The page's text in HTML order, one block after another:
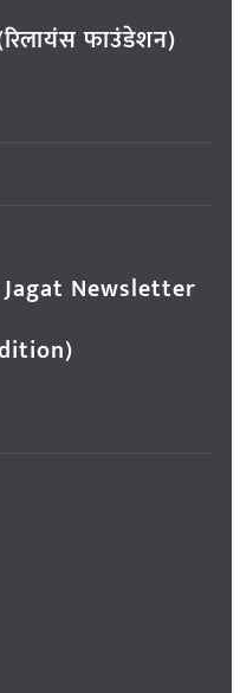
फाउंडेशन)
Newsletter